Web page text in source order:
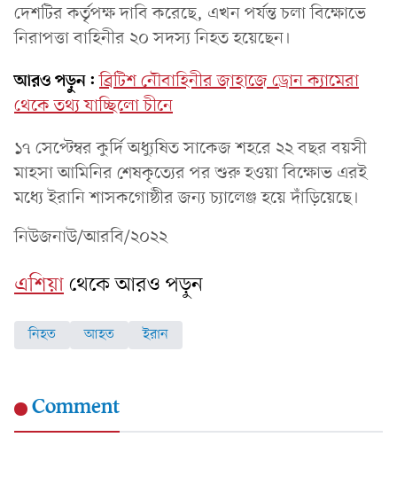
দেশটির কর্তৃপক্ষ দাবি করেছে, এখন পর্যন্ত চলা বিক্ষোভে
নিরাপত্তা বাহিনীর ২০ সদস্য নিহত হয়েছেন।
আরও পড়ুন: ব্রিটিশ নৌবাহিনীর জাহাজে ড্রোন ক্যামেরা
থেকে তথ্য যাচ্ছিলো চীনে
১৭ সেপ্টেম্বর কুর্দি অধ্যুষিত সাকেজ শহরে ২২ বছর বয়সী
মাহসা আমিনির শেষকৃত্যের পর শুরু হওয়া বিক্ষোভ এরই
মধ্যে ইরানি শাসকগোষ্ঠীর জন্য চ্যালেঞ্জ হয়ে দাঁড়িয়েছে।
নিউজনাউ/আরবি/২০২২
এশিয়াথেকে আরও পড়ুন
নিহত আহত ইরান
Comment